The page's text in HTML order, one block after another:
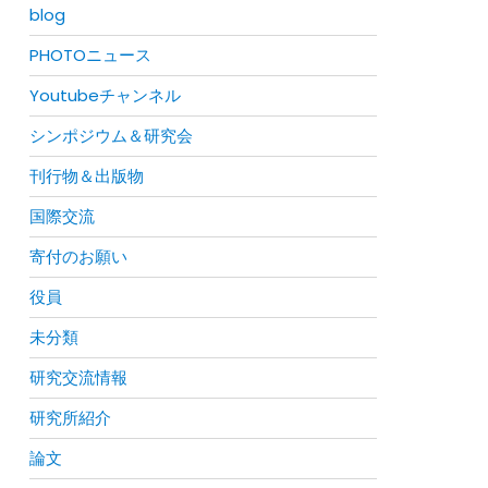
blog
PHOTOニュース
Youtubeチャンネル
シンポジウム＆研究会
刊行物＆出版物
国際交流
寄付のお願い
役員
未分類
研究交流情報
研究所紹介
論文